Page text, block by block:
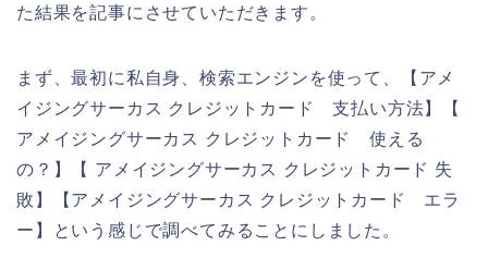
た結果を記事にさせていただきます。
まず、最初に私自身、検索エンジンを使って、【アメ
イジングサーカス クレジットカード 支払い方法】【
アメイジングサーカス クレジットカード 使える
の？】【 アメイジングサーカス クレジットカード 失
敗】【アメイジングサーカス クレジットカード エラ
ー】という感じで調べてみることにしました。